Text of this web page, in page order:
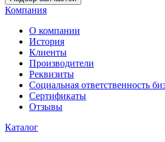
Компания
О компании
История
Клиенты
Производители
Реквизиты
Социальная ответственность
Сертификаты
Отзывы
Каталог